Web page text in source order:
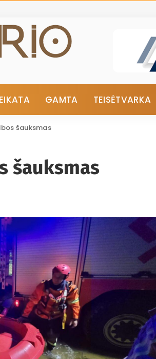
GAMTA TEISĖTVARKA
šauksmas
šauksmas